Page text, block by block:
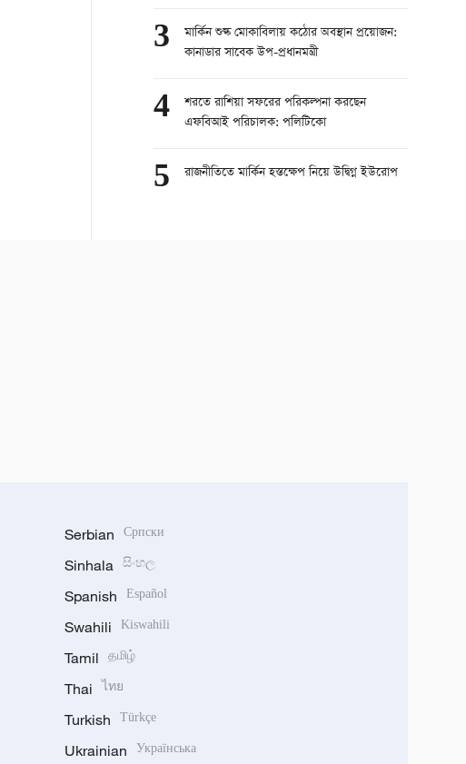
3
মার্কিন শুল্ক মোকাবিলায় কঠোর অবস্থান প্রয়োজন:
কানাডার সাবেক উপ-প্রধানমন্ত্রী
4
শরতে রাশিয়া সফরের পরিকল্পনা করছেন
এফবিআই পরিচালক: পলিটিকো
5 রাজনীতিতে মার্কিন হস্তক্ষেপ নিয়ে উদ্বিগ্ন ইউরোপ
Serbian Српски
Sinhala සිංහල
Spanish Español
Swahili Kiswahili
Tamil தமிழ்
Thai ไทย
Turkish Türkçe
Ukrainian Українська